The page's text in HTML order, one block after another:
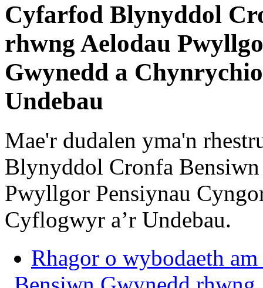
Cyfarfod Blynyddol
rhwng Aelodau
Gwynedd a
Undebau
Mae'r dudalen yma'n
Blynyddol Cronfa
Pwyllgor Pensiynau
Cyflogwyr a’r Undebau.
Rhagor o wybodaeth